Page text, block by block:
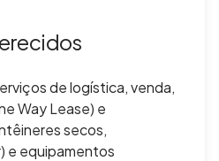
de logística, venda,
Way Lease) e
secos,
e equipamentos